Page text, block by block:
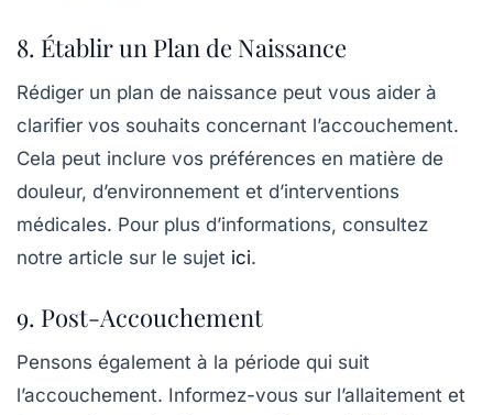
8. Établir un Plan de Naissance
Rédiger un plan de naissance peut vous aider à
clarifier vos souhaits concernant l’accouchement.
Cela peut inclure vos préférences en matière de
douleur, d’environnement et d’interventions
médicales. Pour plus d’informations, consultez
notre article sur le sujet ici.
9. Post-Accouchement
Pensons également à la période qui suit
l’accouchement. Informez-vous sur l’allaitement et